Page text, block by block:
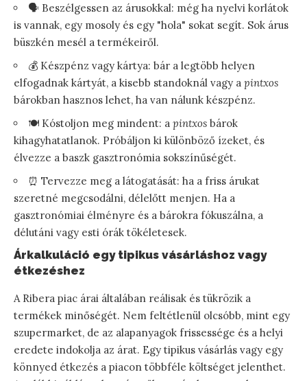
🗣️ Beszélgessen az árusokkal: még ha nyelvi korlátok
is vannak, egy mosoly és egy "hola" sokat segít. Sok árus
büszkén mesél a termékeiről.
💰 Készpénz vagy kártya: bár a legtöbb helyen
elfogadnak kártyát, a kisebb standoknál vagy a pintxos
bárokban hasznos lehet, ha van nálunk készpénz.
🍽️ Kóstoljon meg mindent: a pintxos bárok
kihagyhatatlanok. Próbáljon ki különböző ízeket, és
élvezze a baszk gasztronómia sokszínűségét.
⏰ Tervezze meg a látogatását: ha a friss árukat
szeretné megcsodálni, délelőtt menjen. Ha a
gasztronómiai élményre és a bárokra fókuszálna, a
délutáni vagy esti órák tökéletesek.
Árkalkuláció egy tipikus vásárláshoz vagy
étkezéshez
A Ribera piac árai általában reálisak és tükrözik a
termékek minőségét. Nem feltétlenül olcsóbb, mint egy
szupermarket, de az alapanyagok frissessége és a helyi
eredete indokolja az árat. Egy tipikus vásárlás vagy egy
könnyed étkezés a piacon többféle költséget jelenthet.